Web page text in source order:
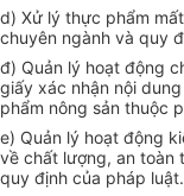
d) Xử lý thực phẩm
chuyên ngành và quy
đ) Quản lý hoạt động
giấy xác nhận nội
phẩm nông sản thuộc
e) Quản lý hoạt động
về chất lượng, an toàn
quy định của pháp luật.